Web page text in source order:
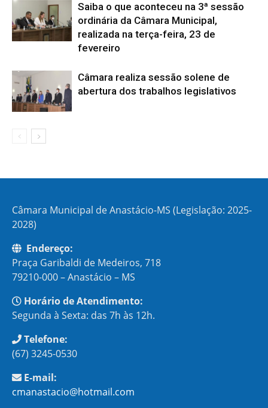
Saiba o que aconteceu na 3ª sessão
ordinária da Câmara Municipal,
realizada na terça-feira, 23 de
fevereiro
Câmara realiza sessão solene de
abertura dos trabalhos legislativos
Câmara Municipal de Anastácio-MS (Legislação: 2025-
2028)
Endereço:
Praça Garibaldi de Medeiros, 718
79210-000 – Anastácio – MS
Horário de Atendimento:
Segunda à Sexta: das 7h às 12h.
Telefone:
(67) 3245-0530
E-mail:
cmanastacio@hotmail.com